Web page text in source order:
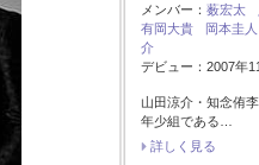
メンバー： 薮宏太
有岡大貴
岡本圭人
介
デビュー：2007年
山田涼介・知念侑
年少組である…
詳しく見る